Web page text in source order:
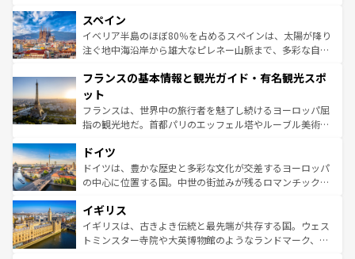
ろん、トスカーナの美しい田園風景やアマルフィ海岸の絶
景など、自然景観も見逃せない。観光の合間には、本場の
ピザやパスタなど、絶品のイタリア料理を堪能することも
ませてくれるイタリアで、忘れられない旅をしてみよう！
なお、新着のイタリア情報は
しい。
スペイン
イベリア半島のほぼ80％を占めるスペインは、太陽が降り
注ぐ地中海沿岸から雄大なピレネー山脈まで、多彩な自然
文化が根付くこの国では、情熱的なフラメンコ、熱気あふ
れる闘牛、そして美味しいタパスが生活の一部となってい
る。首都マドリードの洗練された雰囲気や、バルセロナの
アートに溢れた街角から、地方では古代ローマ遺跡や中世
せる。地方によって風土や気候が異なるスペインはその個
性で訪れる人を魅了する。 なお、新着のスペイン情報は コ
ンテンツ一覧を参照してほしい。
フランスの基本情報と観光ガイド・有名観光スポ
ット
フランスは、世界中の旅行者を魅了し続けるヨーロッパ屈
指の観光地だ。首都パリのエッフェル塔やルーブル美術館
で、幅広い魅力が詰まっている。華麗な宮殿、歴史的な大
聖堂、美しいビーチ、そして豊かな自然が、訪れる者を心
から魅了する。また、フランスは美食の国としても知ら
いる。シャンパンの発祥地であるランス、プロヴァンスの
香り高いラベンダー畑など、多彩な楽しみ方が可能だ。さ
らに、パリ以外の地域にも魅力が溢れており、どの街角に
ドイツ
ドイツは、豊かな歴史と多彩な文化が交差するヨーロッパ
の中心に位置する国。中世の街並みが残るロマンチック街
顔を持つこの国は、どこを歩いても飽きることがない。ベ
ルリンの文化的活気、バイエルン州のアルプスの絶景、そ
してライン川沿いのワイン畑といった風景は必見。ビール
イギリス
イギリスは、古きよき伝統と最先端が共存する国。ウェス
トミンスター寺院や大英博物館のようなランドマーク、歴